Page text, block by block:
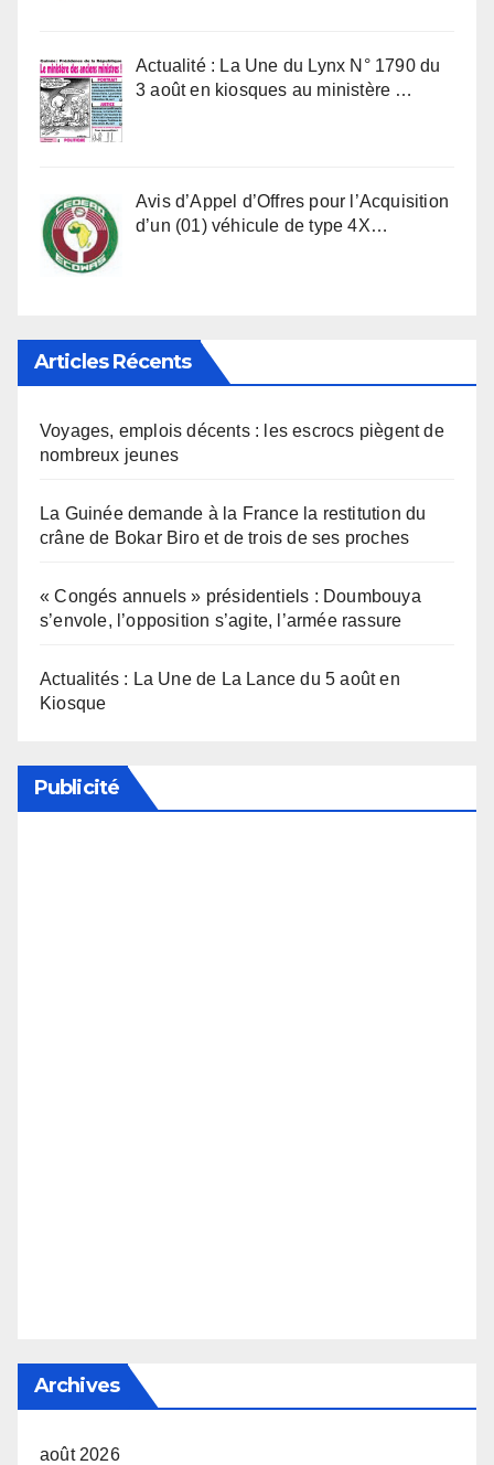
Actualité : La Une du Lynx N° 1790 du
3 août en kiosques au ministère …
Avis d’Appel d’Offres pour l’Acquisition
d’un (01) véhicule de type 4X…
Articles Récents
Voyages, emplois décents : les escrocs piègent de
nombreux jeunes
La Guinée demande à la France la restitution du
crâne de Bokar Biro et de trois de ses proches
« Congés annuels » présidentiels : Doumbouya
s’envole, l’opposition s’agite, l’armée rassure
Actualités : La Une de La Lance du 5 août en
Kiosque
Publicité
Archives
août 2026